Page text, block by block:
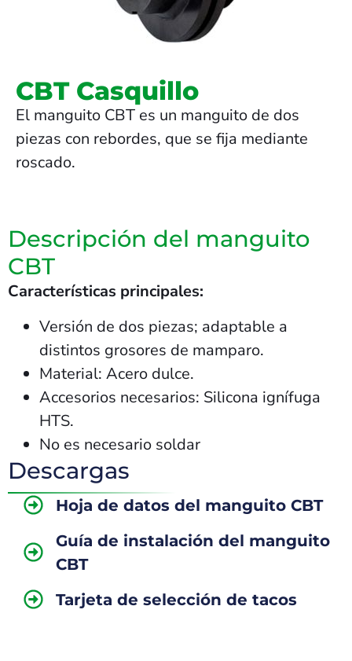
CBT Casquillo
El manguito CBT es un manguito de dos
piezas con rebordes, que se fija mediante
roscado.
Descripción del manguito
CBT
Características principales:
Versión de dos piezas; adaptable a
distintos grosores de mamparo.
Material: Acero dulce.
Accesorios necesarios: Silicona ignífuga
HTS.
No es necesario soldar
Descargas
Hoja de datos del manguito CBT
Guía de instalación del manguito
CBT
Tarjeta de selección de tacos